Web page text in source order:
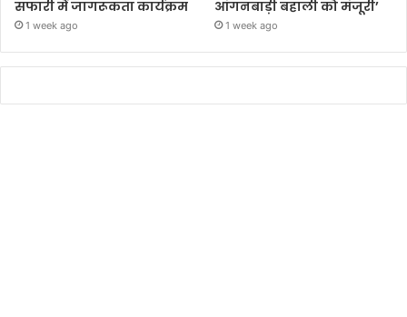
सफारी में जागरूकता कार्यक्रम
1 week ago
आंगनबाड़ी बहाली को मंजूरी’
1 week ago